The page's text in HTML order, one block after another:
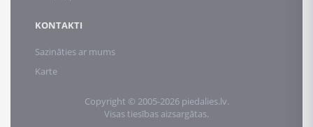
KONTAKTI
Sazināties ar mums
Karte
Copyright © 2005-2026 piedalies.lv.
Visas tiesības aizsargātas.